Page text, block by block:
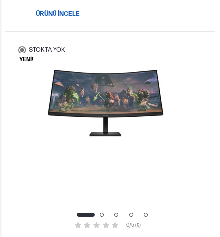
ÜRÜNÜ İNCELE
STOKTA YOK
YENİ!
0/5 (0)